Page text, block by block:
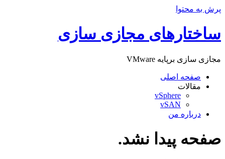
پرش به محتوا
ساختارهای مجازی سازی
مجازی سازی برپایه VMware
صفحه اصلی
مقالات
vSphere
vSAN
درباره من
صفحه پیدا نشد.